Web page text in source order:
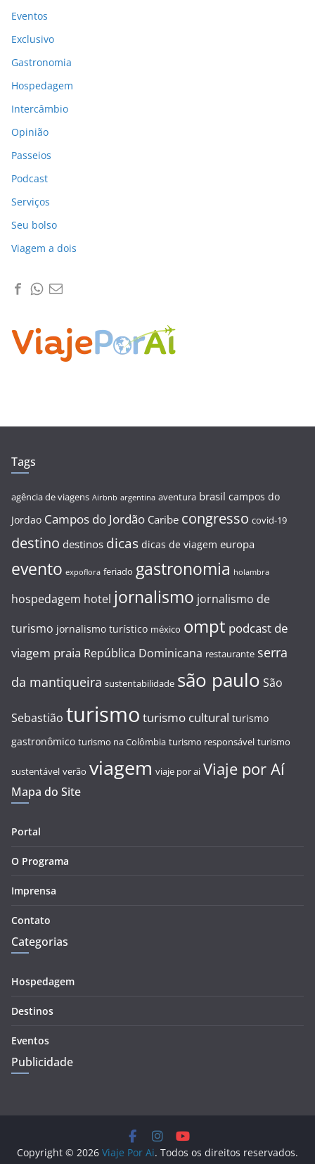
Eventos
Exclusivo
Gastronomia
Hospedagem
Intercâmbio
Opinião
Passeios
Podcast
Serviços
Seu bolso
Viagem a dois
Tags
agência de viagens Airbnb argentina aventura brasil campos do
Jordao Campos do Jordão Caribe congresso covid-19
destino destinos dicas dicas de viagem europa
evento expoflora feriado gastronomia holambra
hospedagem hotel jornalismo jornalismo de
turismo jornalismo turístico méxico ompt podcast de
viagem praia República Dominicana restaurante serra
da mantiqueira sustentabilidade são paulo São
Sebastião turismo turismo cultural turismo
gastronômico turismo na Colômbia turismo responsável turismo
sustentável verão viagem viaje por ai Viaje por Aí
Mapa do Site
Portal
O Programa
Imprensa
Contato
Categorias
Hospedagem
Destinos
Eventos
Publicidade
Copyright © 2026 Viaje Por Ai. Todos os direitos reservados.